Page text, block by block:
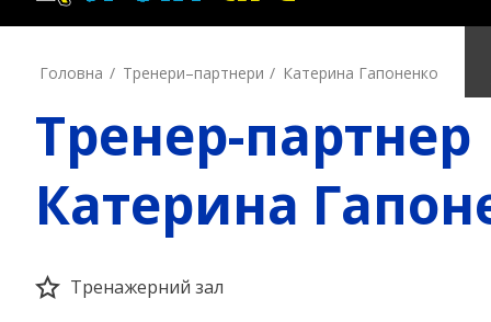
Головна Тренери–партнери Катерина Гапоненко
Тренер-партнер
Катерина
Тренажерний зал